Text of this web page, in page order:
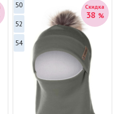
Скидка
38 %
50
52
54